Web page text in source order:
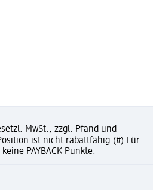
MwSt., zzgl. Pfand und
ist nicht rabattfähig.(#) Für
PAYBACK Punkte.